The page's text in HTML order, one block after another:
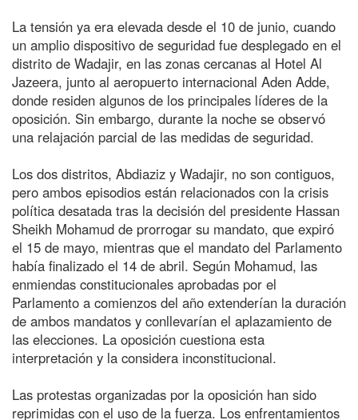
La tensión ya era elevada desde el 10 de junio, cuando
un amplio dispositivo de seguridad fue desplegado en el
distrito de Wadajir, en las zonas cercanas al Hotel Al
Jazeera, junto al aeropuerto internacional Aden Adde,
donde residen algunos de los principales líderes de la
oposición. Sin embargo, durante la noche se observó
una relajación parcial de las medidas de seguridad.
Los dos distritos, Abdiaziz y Wadajir, no son contiguos,
pero ambos episodios están relacionados con la crisis
política desatada tras la decisión del presidente Hassan
Sheikh Mohamud de prorrogar su mandato, que expiró
el 15 de mayo, mientras que el mandato del Parlamento
había finalizado el 14 de abril. Según Mohamud, las
enmiendas constitucionales aprobadas por el
Parlamento a comienzos del año extenderían la duración
de ambos mandatos y conllevarían el aplazamiento de
las elecciones. La oposición cuestiona esta
interpretación y la considera inconstitucional.
Las protestas organizadas por la oposición han sido
reprimidas con el uso de la fuerza. Los enfrentamientos